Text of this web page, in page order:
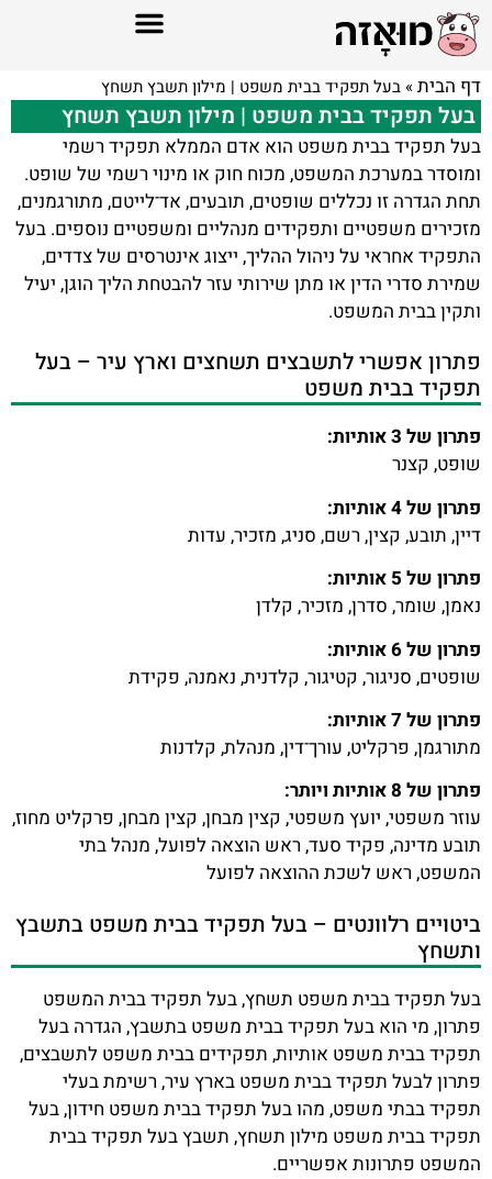
דף הבית» בעל תפקיד בבית משפט | מילון תשבץ תשחץ
בעל תפקיד בבית משפט | מילון תשבץ תשחץ
בעל תפקיד בבית משפט הוא אדם הממלא תפקיד רשמי
ומוסדר במערכת המשפט, מכוח חוק או מינוי רשמי של שופט.
תחת הגדרה זו נכללים שופטים, תובעים, אד־לייטם, מתורגמנים,
מזכירים משפטיים ותפקידים מנהליים ומשפטיים נוספים. בעל
התפקיד אחראי על ניהול ההליך, ייצוג אינטרסים של צדדים,
שמירת סדרי הדין או מתן שירותי עזר להבטחת הליך הוגן, יעיל
ותקין בבית המשפט.
פתרון אפשרי לתשבצים תשחצים וארץ עיר – בעל
תפקיד בבית משפט
פתרון של 3 אותיות:
שופט, קצנר
פתרון של 4 אותיות:
דיין, תובע, קצין, רשם, סניג, מזכיר, עדות
פתרון של 5 אותיות:
נאמן, שומר, סדרן, מזכיר, קלדן
פתרון של 6 אותיות:
שופטים, סניגור, קטיגור, קלדנית, נאמנה, פקידת
פתרון של 7 אותיות:
מתורגמן, פרקליט, עורך־דין, מנהלת, קלדנות
פתרון של 8 אותיות ויותר:
עוזר משפטי, יועץ משפטי, קצין מבחן, קצין מבחן, פרקליט מחוז,
תובע מדינה, פקיד סעד, ראש הוצאה לפועל, מנהל בתי
המשפט, ראש לשכת ההוצאה לפועל
ביטויים רלוונטים – בעל תפקיד בבית משפט בתשבץ
ותשחץ
בעל תפקיד בבית משפט תשחץ, בעל תפקיד בבית המשפט
פתרון, מי הוא בעל תפקיד בבית משפט בתשבץ, הגדרה בעל
תפקיד בבית משפט אותיות, תפקידים בבית משפט לתשבצים,
פתרון לבעל תפקיד בבית משפט בארץ עיר, רשימת בעלי
תפקיד בבתי משפט, מהו בעל תפקיד בבית משפט חידון, בעל
תפקיד בבית משפט מילון תשחץ, תשבץ בעל תפקיד בבית
המשפט פתרונות אפשריים.